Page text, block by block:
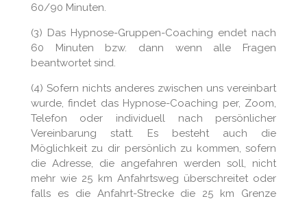
60/90 Minuten.
(3) Das Hypnose-Gruppen-Coaching endet nach
60 Minuten bzw. dann wenn alle Fragen
beantwortet sind.
(4) Sofern nichts anderes zwischen uns vereinbart
wurde, findet das Hypnose-Coaching per, Zoom,
Telefon oder individuell nach persönlicher
Vereinbarung statt. Es besteht auch die
Möglichkeit zu dir persönlich zu kommen, sofern
die Adresse, die angefahren werden soll, nicht
mehr wie 25 km Anfahrtsweg überschreitet oder
falls es die Anfahrt-Strecke die 25 km Grenze